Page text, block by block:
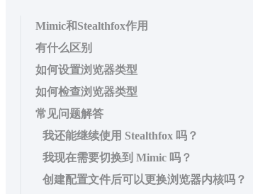
Mimic和Stealthfox作用
有什么区别
如何设置浏览器类型
如何检查浏览器类型
常见问题解答
我还能继续使用 Stealthfox 吗？
我现在需要切换到 Mimic 吗？
创建配置文件后可以更换浏览器内核吗？